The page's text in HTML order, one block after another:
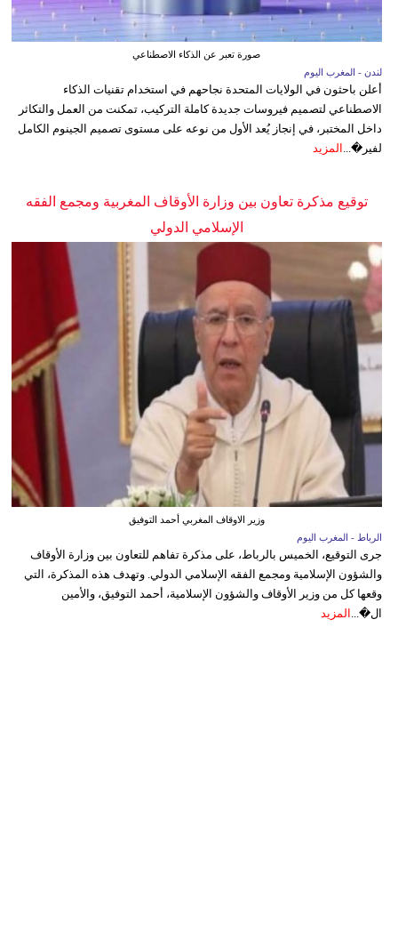
صورة تعبر عن الذكاء الاصطناعي
لندن - المغرب اليوم
أعلن باحثون في الولايات المتحدة نجاحهم في استخدام تقنيات الذكاء
الاصطناعي لتصميم فيروسات جديدة كاملة التركيب، تمكنت من العمل والتكاثر
داخل المختبر، في إنجاز يُعد الأول من نوعه على مستوى تصميم الجينوم الكامل
لفير�... المزيد
توقيع مذكرة تعاون بين وزارة الأوقاف المغربية ومجمع الفقه
الإسلامي الدولي
وزير الاوقاف المغربي أحمد التوفيق
الرباط - المغرب اليوم
جرى التوقيع، الخميس بالرباط، على مذكرة تفاهم للتعاون بين وزارة الأوقاف
والشؤون الإسلامية ومجمع الفقه الإسلامي الدولي. وتهدف هذه المذكرة، التي
وقعها كل من وزير الأوقاف والشؤون الإسلامية، أحمد التوفيق، والأمين
ال�... المزيد